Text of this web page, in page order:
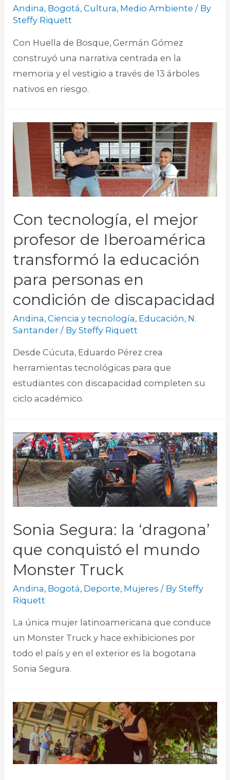
Andina, Bogotá,Cultura, Medio Ambiente / By
Steffy Riquett
Con Huella de Bosque, Germán Gómez
construyó una narrativa centrada en la
memoria y el vestigio a través de 13 árboles
nativos en riesgo.​
Con tecnología, el mejor
profesor de Iberoamérica
transformó la educación
para personas en
condición de discapacidad
Andina,Ciencia y tecnología, Educación, N.
Santander / BySteffy Riquett
Desde Cúcuta, Eduardo Pérez crea
herramientas tecnológicas para que
estudiantes con discapacidad completen su
ciclo académico.
Sonia Segura: la ‘dragona’
que conquistó el mundo
Monster Truck
Andina, Bogotá, Deporte, Mujeres / BySteffy
Riquett
La única mujer latinoamericana que conduce
un Monster Truck y hace exhibiciones por
todo el país y en el exterior es la bogotana
Sonia Segura.